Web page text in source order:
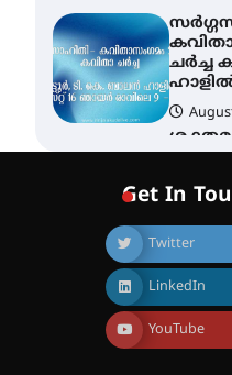
ചർച്ച
തൃശൂർ
നിന്ന്
Get In
Twitter
LinkedIn
YouTube